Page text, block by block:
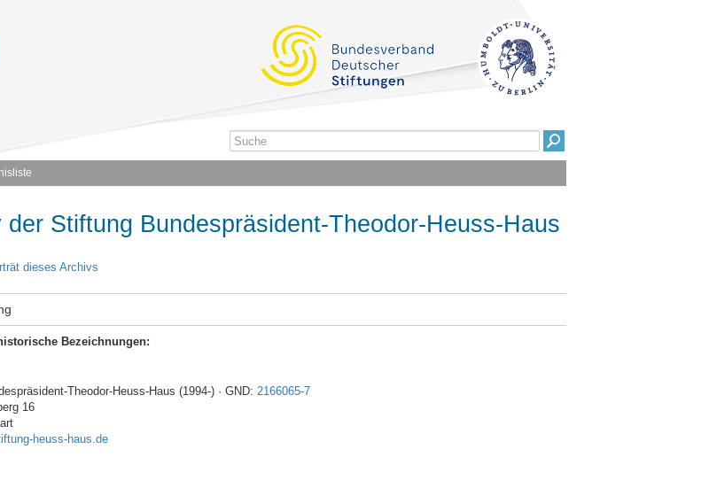
der Stiftung Bundespräsident-Theodor-Heuss-Haus
dieses Archivs
Bezeichnungen:
Theodor-Heuss-Haus (1994-) · GND: 2166065-7
16
heuss-haus.de